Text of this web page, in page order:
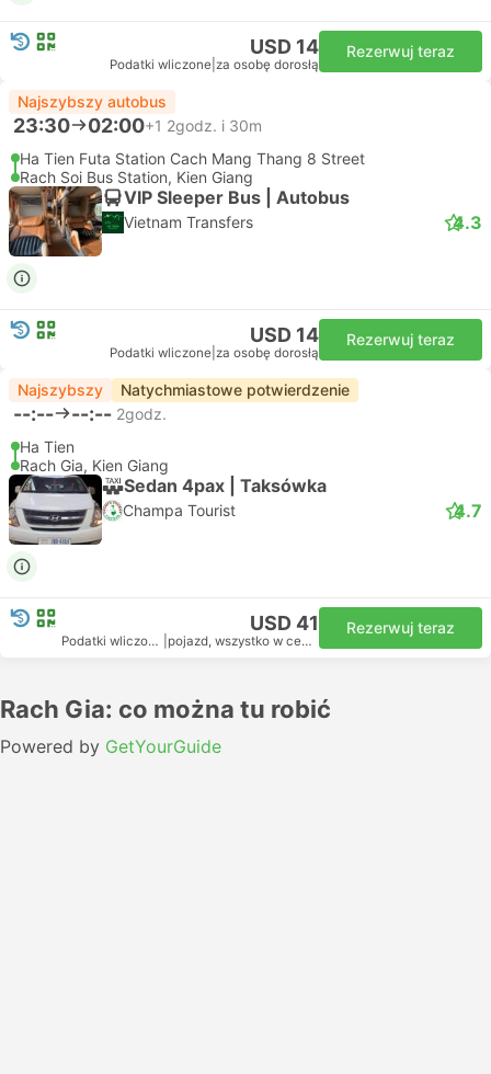
USD 14
Podatki wliczone za osobę dorosłą
Rezerwuj teraz
Najszybszy autobus
23:30 02:00+1 2godz. i 30m
Ha Tien Futa Station Cach Mang Thang 8 Street
Rach Soi Bus Station, Kien Giang
VIP Sleeper Bus | Autobus
Vietnam Transfers 4.3
USD 14
Podatki wliczone za osobę dorosłą
Rezerwuj teraz
Najszybszy Natychmiastowe potwierdzenie
--:-- --:-- 2godz.
Ha Tien
Rach Gia, Kien Giang
Sedan 4pax | Taksówka
Champa Tourist 4.7
USD 41
Podatki wliczone pojazd, wszystko w cenie
Rezerwuj teraz
Rach Gia: co można tu robić
Powered by GetYourGuide